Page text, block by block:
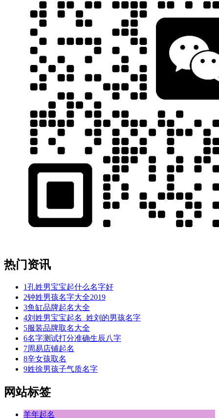
热门资讯
1孔姓男宝宝起什么名字好
2钟姓男孩名字大全2019
3鱼缸品牌起名大全
4刘姓男宝宝起名_姓刘的男孩名字
5服装品牌取名大全
6名字测试打分准确生辰八字
7周易店铺起名
8辛女孩取名
9姓徐男孩子气质名字
网站标签
羊年起名